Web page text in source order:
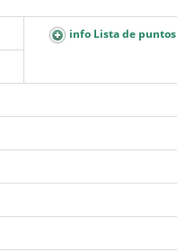
info Lista de puntos